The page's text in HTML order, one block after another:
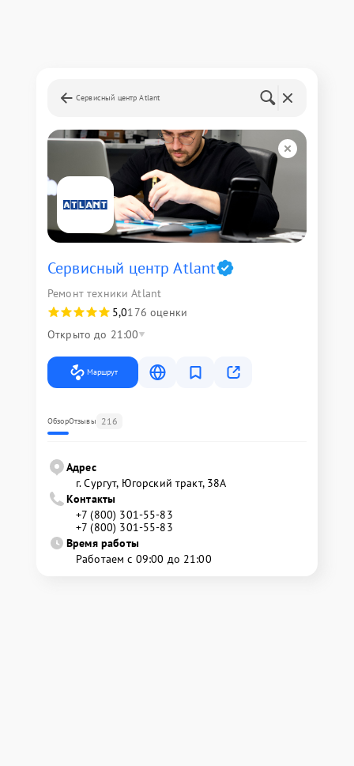
Сервисный центр Atlant
Сервисный центр Atlant
Ремонт техники Atlant
5,0176 оценки
Открыто до 21:00
Маршрут
ОбзорОтзывы 216
Адрес
г. Сургут, Югорский тракт, 38А
Контакты
+7 (800) 301-55-83
+7 (800) 301-55-83
Время работы
Работаем с 09:00 до 21:00